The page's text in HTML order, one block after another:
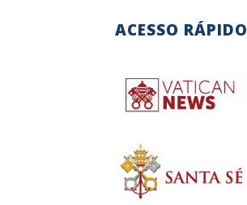
ACESSO RÁPIDO